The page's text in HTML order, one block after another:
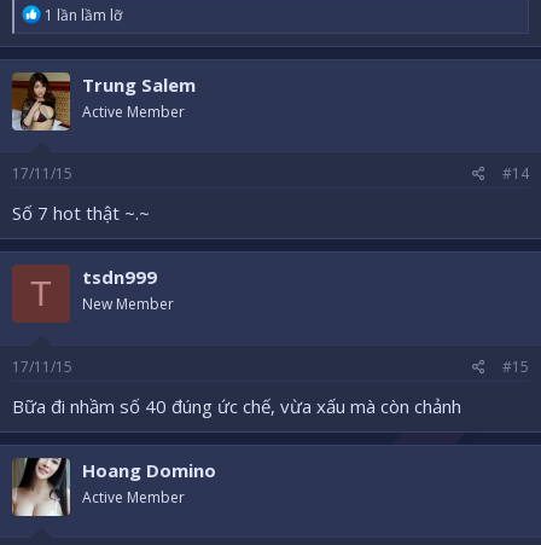
R
e
a
c
t
i
o
s
1 lần lầm lỡ
Trung Salem
Active Member
17/11/15 #14
Số 7 hot thật ~.~
T tsdn999
New Member
17/11/15 #15
Bữa đi nhầm số 40 đúng ức chế, vừa xấu mà còn chảnh
Hoang Domino
Active Member